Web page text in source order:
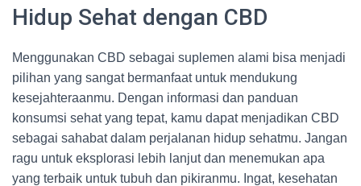
Hidup Sehat dengan CBD
Menggunakan CBD sebagai suplemen alami bisa menjadi
pilihan yang sangat bermanfaat untuk mendukung
kesejahteraanmu. Dengan informasi dan panduan
konsumsi sehat yang tepat, kamu dapat menjadikan CBD
sebagai sahabat dalam perjalanan hidup sehatmu. Jangan
ragu untuk eksplorasi lebih lanjut dan menemukan apa
yang terbaik untuk tubuh dan pikiranmu. Ingat, kesehatan